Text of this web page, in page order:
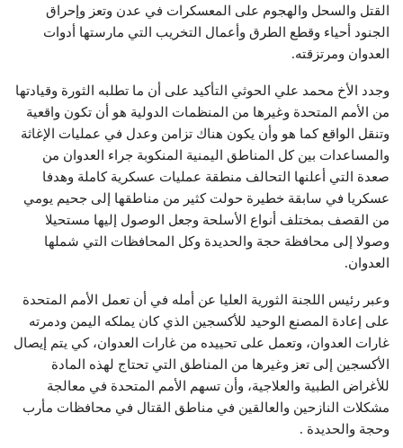
القتل والسحل والهجوم على المعسكرات في عدن وتعز وإحراق
الجنود أحياء وقطع الطرق وأعمال التخريب التي مارستها أدوات
العدوان ومرتزقته.
وجدد الأخ محمد علي الحوثي التأكيد على أن ما تطلبه الثورة وقيادتها
من الأمم المتحدة وغيرها من المنظمات الدولية هو أن تكون واقعية
وتنقل الواقع كما هو وأن يكون هناك تزامن وعدل في عمليات الإغاثة
والمساعدات بين كل المناطق اليمنية المنكوبة جراء العدوان من
صعدة التي أعلنها التحالف منطقة عمليات عسكرية كاملة وهدفا
عسكريا في سابقة خطيرة حولت كثير من مناطقها إلى جحيم يومي
من القصف بمختلف أنواع الأسلحة وجعل الوصول إليها مستحيلا
وصولا إلى محافظة حجة والحديدة وكل المحافظات التي شملها
العدوان.
وعبر رئيس اللجنة الثورية العليا عن أمله في أن تعمل الأمم المتحدة
على إعادة المصنع الوحيد للأكسجين الذي كان يملكه اليمن ودمرته
غارات العدوان، وتعمل على تحييده من غارات العدوان، كي يتم إيصال
الأكسجين إلى تعز وغيرها من المناطق التي تحتاج لهذه المادة
للأغراض الطبية والعلاجية، وأن تسهم الأمم المتحدة في معالجة
مشكلات النازحين والعالقين في مناطق القتال في محافظات مأرب
وحجة والحديدة .